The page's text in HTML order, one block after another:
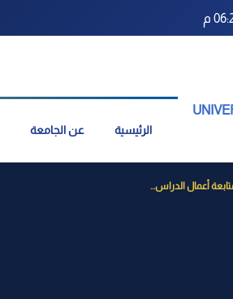
م
الرئيسية عن الجامعة
أعمال الدراس...